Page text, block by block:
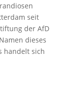
seit
der AfD
dieses
handelt sich